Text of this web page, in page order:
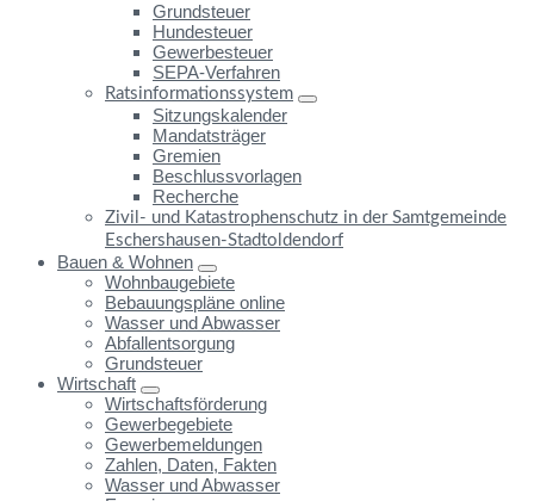
Grundsteuer
Hundesteuer
Gewerbesteuer
SEPA-Verfahren
Ratsinformationssystem
Sitzungskalender
Mandatsträger
Gremien
Beschlussvorlagen
Recherche
Zivil- und Katastrophenschutz in der Samtgemeinde
Eschershausen-Stadtoldendorf
Bauen & Wohnen
Wohnbaugebiete
Bebauungspläne online
Wasser und Abwasser
Abfallentsorgung
Grundsteuer
Wirtschaft
Wirtschaftsförderung
Gewerbegebiete
Gewerbemeldungen
Zahlen, Daten, Fakten
Wasser und Abwasser